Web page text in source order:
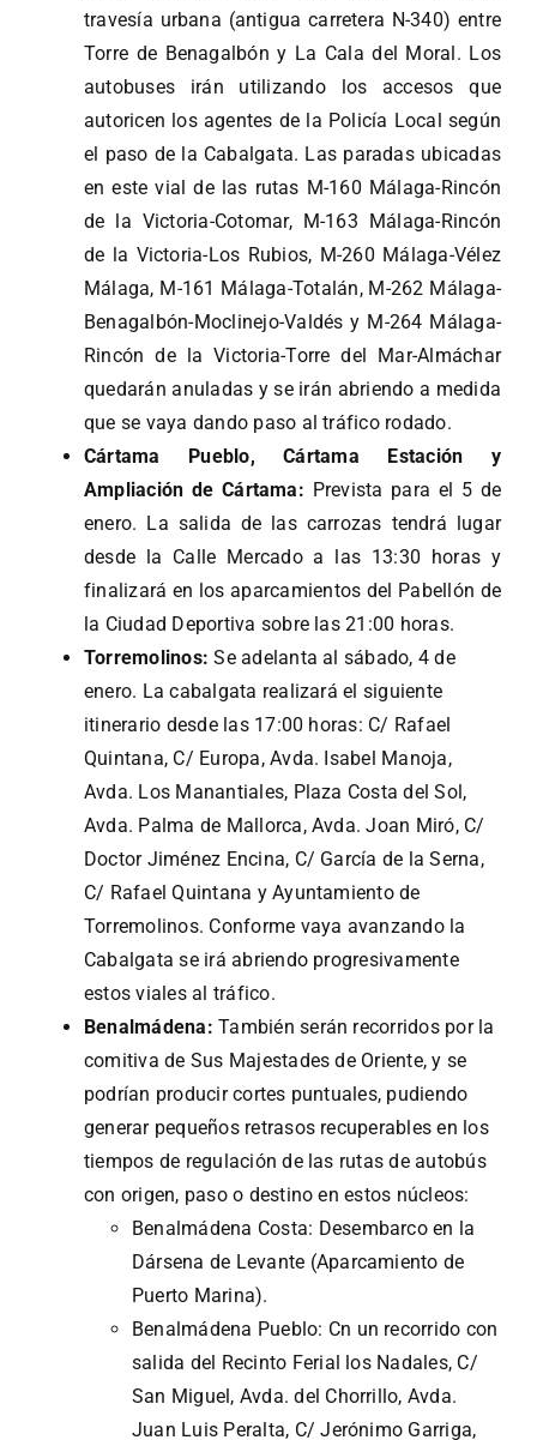
travesía urbana (antigua carretera N-340) entre
Torre de Benagalbón y La Cala del Moral. Los
autobuses irán utilizando los accesos que
autoricen los agentes de la Policía Local según
el paso de la Cabalgata. Las paradas ubicadas
en este vial de las rutas M-160 Málaga-Rincón
de la Victoria-Cotomar, M-163 Málaga-Rincón
de la Victoria-Los Rubios, M-260 Málaga-Vélez
Málaga, M-161 Málaga-Totalán, M-262 Málaga-
Benagalbón-Moclinejo-Valdés y M-264 Málaga-
Rincón de la Victoria-Torre del Mar-Almáchar
quedarán anuladas y se irán abriendo a medida
que se vaya dando paso al tráfico rodado.
Cártama Pueblo, Cártama Estación y
Ampliación de Cártama: Prevista para el 5 de
enero. La salida de las carrozas tendrá lugar
desde la Calle Mercado a las 13:30 horas y
finalizará en los aparcamientos del Pabellón de
la Ciudad Deportiva sobre las 21:00 horas.
Torremolinos: Se adelanta al sábado, 4 de
enero. La cabalgata realizará el siguiente
itinerario desde las 17:00 horas: C/ Rafael
Quintana, C/ Europa, Avda. Isabel Manoja,
Avda. Los Manantiales, Plaza Costa del Sol,
Avda. Palma de Mallorca, Avda. Joan Miró, C/
Doctor Jiménez Encina, C/ García de la Serna,
C/ Rafael Quintana y Ayuntamiento de
Torremolinos. Conforme vaya avanzando la
Cabalgata se irá abriendo progresivamente
estos viales al tráfico.
Benalmádena: También serán recorridos por la
comitiva de Sus Majestades de Oriente, y se
podrían producir cortes puntuales, pudiendo
generar pequeños retrasos recuperables en los
tiempos de regulación de las rutas de autobús
con origen, paso o destino en estos núcleos:
Benalmádena Costa: Desembarco en la
Dársena de Levante (Aparcamiento de
Puerto Marina).
Benalmádena Pueblo: Cn un recorrido con
salida del Recinto Ferial los Nadales, C/
San Miguel, Avda. del Chorrillo, Avda.
Juan Luis Peralta, C/ Jerónimo Garriga,